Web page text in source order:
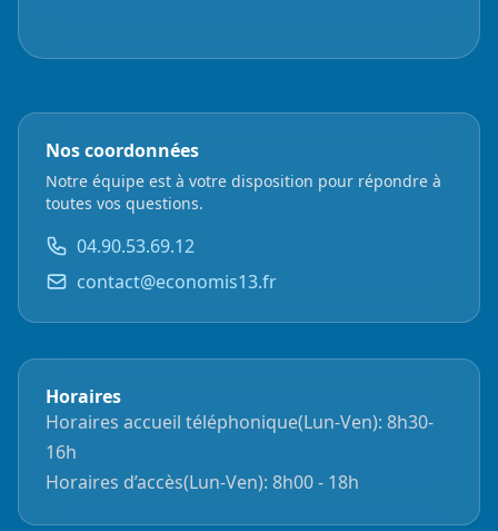
Nos coordonnées
Notre équipe est à votre disposition pour répondre à
toutes vos questions.
04.90.53.69.12
contact@economis13.fr
Horaires
Horaires accueil téléphonique(Lun-Ven): 8h30-
16h
Horaires d’accès(Lun-Ven): 8h00 - 18h